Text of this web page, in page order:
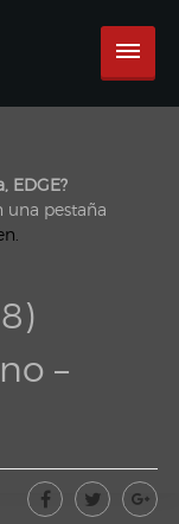
EDGE?
una pestaña
–